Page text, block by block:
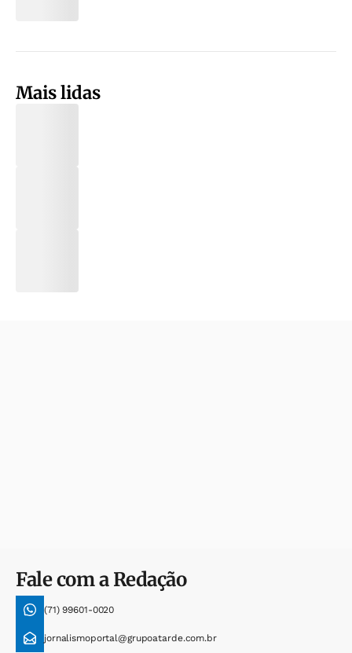
Mais lidas
Fale com a Redação
(71) 99601-0020
jornalismoportal@grupoatarde.com.br